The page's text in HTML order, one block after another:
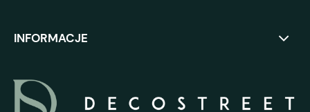
INFORMACJE